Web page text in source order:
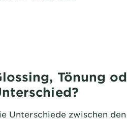
Tönung
Unterschiede zwischen